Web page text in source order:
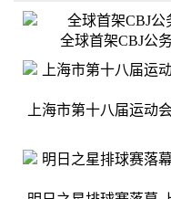
全球首架CBJ公
上海市第十八届运动